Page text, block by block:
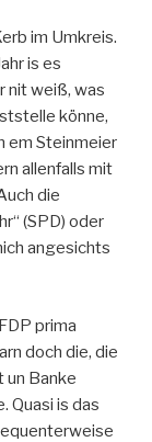
im Umkreis.
is es
nit weiß, was
könne,
em Steinmeier
allenfalls mit
die
(SPD) oder
angesichts
prima
doch die, die
un Banke
Quasi is das